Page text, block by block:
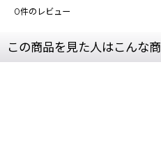
0件のレビュー
この商品を見た人はこんな